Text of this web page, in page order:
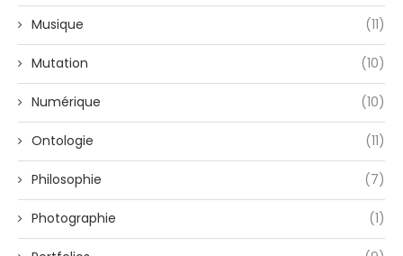
Musique (11)
Mutation (10)
Numérique (10)
Ontologie (11)
Philosophie (7)
Photographie (1)